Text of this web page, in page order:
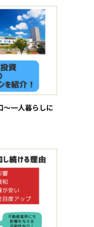
～一人暮らしに